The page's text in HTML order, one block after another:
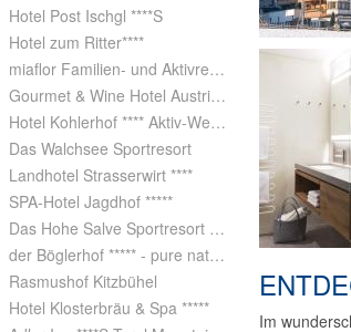
Hotel Post Ischgl ****S
Hotel zum Ritter****
miaflor Familien- und Aktivresort
Gourmet & Wine Hotel Austria ****S
Hotel Kohlerhof **** Aktiv-Wellness-SPA
Das Walchsee Sportresort
Landhotel Strasserwirt ****
SPA-Hotel Jagdhof *****
Das Hohe Salve Sportresort ****
der Böglerhof ***** - pure nature spa resort
Rasmushof Kitzbühel
Hotel Klosterbräu & Spa *****
Im